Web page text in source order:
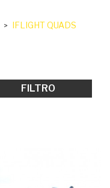
IFLIGHT QUADS
FILTRO